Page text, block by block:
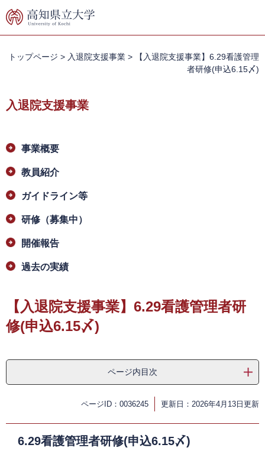
ー
ニ
へ
トップページ > 入退院支援事業 >
【入退院支援事業】6.29看護管理
者研修(申込6.15〆)
入退院支援事業
文
事業概要
教員紹介
ガイドライン等
研修（募集中）
開催報告
過去の実績
【入退院支援事業】6.29看護管理者研
修(申込6.15〆)
ページ内目次
ページID：0036245 更新日：2026年4月13日更新
6.29看護管理者研修(申込6.15〆)